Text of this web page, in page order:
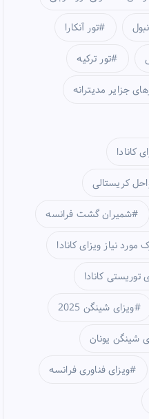
تور آنکارا
تور ترکیه
جزایر مدیترانه
کانادا
کریستالی
شمیران گشت فرانسه
مورد نیاز ویزای کانادا
توریستی کانادا
ویزای شینگن 2025
شینگن یونان
ویزای فناوری فرانسه